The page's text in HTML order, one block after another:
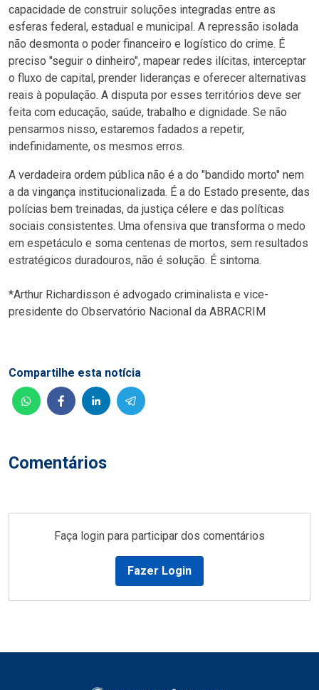
capacidade de construir soluções integradas entre as
esferas federal, estadual e municipal. A repressão isolada
não desmonta o poder financeiro e logístico do crime. É
preciso "seguir o dinheiro", mapear redes ilícitas, interceptar
o fluxo de capital, prender lideranças e oferecer alternativas
reais à população. A disputa por esses territórios deve ser
feita com educação, saúde, trabalho e dignidade. Se não
pensarmos nisso, estaremos fadados a repetir,
indefinidamente, os mesmos erros.
A verdadeira ordem pública não é a do "bandido morto" nem
a da vingança institucionalizada. É a do Estado presente, das
polícias bem treinadas, da justiça célere e das políticas
sociais consistentes. Uma ofensiva que transforma o medo
em espetáculo e soma centenas de mortos, sem resultados
estratégicos duradouros, não é solução. É sintoma.
*Arthur Richardisson é advogado criminalista e vice-
presidente do Observatório Nacional da ABRACRIM
Comentários
Compartilhe esta notícia
Faça login para participar dos comentários
Fazer Login